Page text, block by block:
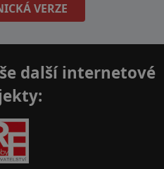
VERZE
další internetové